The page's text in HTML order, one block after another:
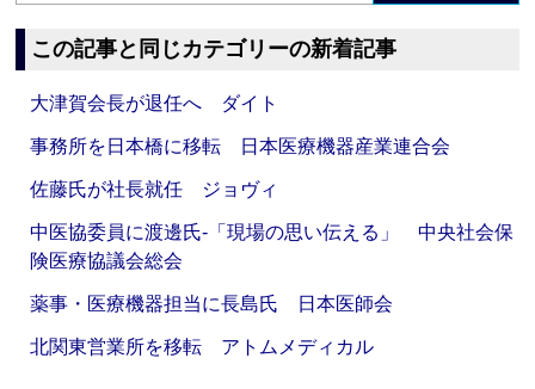
この記事と同じカテゴリーの新着記事
大津賀会長が退任へ ダイト
事務所を日本橋に移転 日本医療機器産業連合会
佐藤氏が社長就任 ジョヴィ
中医協委員に渡邊氏‐「現場の思い伝える」 中央社会保
険医療協議会総会
薬事・医療機器担当に長島氏 日本医師会
北関東営業所を移転 アトムメディカル